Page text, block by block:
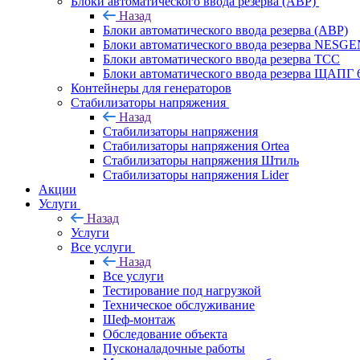
Назад
Блоки автоматического ввода резерва (АВР)
Блоки автоматического ввода резерва
Блоки автоматического ввода резерва ТСС
Блоки автоматического ввода резерва ЩАПГ
Контейнеры для генераторов
Стабилизаторы напряжения
Назад
Стабилизаторы напряжения
Стабилизаторы напряжения Ortea
Стабилизаторы напряжения Штиль
Стабилизаторы напряжения Lider
Акции
Услуги
Назад
Услуги
Все услуги
Назад
Все услуги
Тестирование под нагрузкой
Техническое обслуживание
Шеф-монтаж
Обследование объекта
Пусконаладочные работы